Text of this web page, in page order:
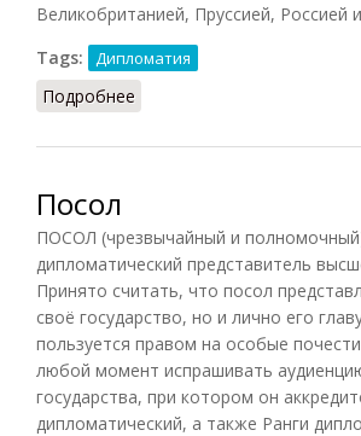
Великобританией, Пруссией, Россией
Tags:
Дипломатия
Подробнее
Посол
ПОСОЛ (чрезвычайный и
дипломатический представитель
Принято считать, что посол
своё государство, но и лично его
пользуется правом на особые
любой момент испрашивать
государства, при котором он
дипломатический, а также Ранги